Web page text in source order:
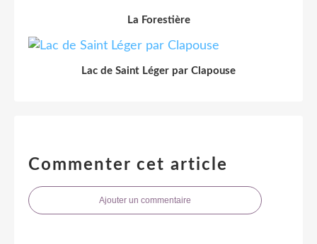
La Forestière
Lac de Saint Léger par Clapouse
Commenter cet article
Ajouter un commentaire